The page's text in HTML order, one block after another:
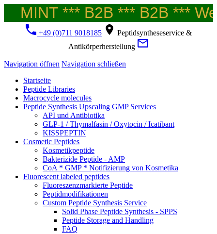
MINT *** B2B *** B2B ***
+49 (0)711 9018185
Peptidsyntheseservice &
Antikörperherstellung
Navigation öffnen Navigation schließen
Startseite
Peptide Libraries
Macrocycle molecules
Peptide Synthesis Upscaling GMP Services
API und Antibiotika
GLP-1 / Thymalfasin / Oxytocin / Icatibant
KISSPEPTIN
Cosmetic Peptides
Kosmetikpeptide
Bakterizide Peptide - AMP
CoA * GMP * Notifizierung von Kosmetika
Fluorescent labeled peptides
Fluoreszenzmarkierte Peptide
Peptidmodifikationen
Custom Peptide Synthesis Service
Solid Phase Peptide Synthesis - SPPS
Peptide Storage and Handling
FAQ